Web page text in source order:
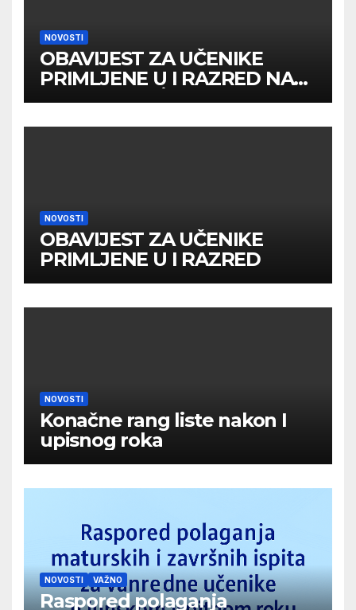
NOVOSTI
OBAVIJEST ZA UČENIKE
PRIMLJENE U I RAZRED NA
DRUGOM UPİSNOM ROKU
NOVOSTI
OBAVIJEST ZA UČENIKE
PRIMLJENE U I RAZRED
NOVOSTI
Konačne rang liste nakon I
upisnog roka
NOVOSTI VAŽNO
Raspored polaganja